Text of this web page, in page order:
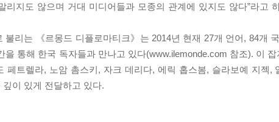
지도 않으며 거대 미디어들과 모종의 관계에 있지도 않다”라고
불리는 《르몽드 디플로마티크》는 2014년 현재 27개 언어, 84개
통해 한국 독자들과 만나고 있다(www.ilemonde.com 참조). 이
페트렐라, 노암 촘스키, 자크 데리다, 에릭 홉스봄, 슬라보예 지젝,
이 있게 전달하고 있다.